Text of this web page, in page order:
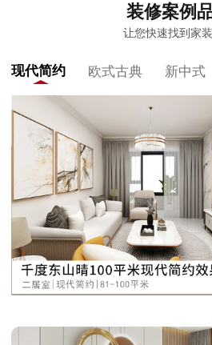
装修案例
让您快速找到家
现代简约 欧式古典 新中式